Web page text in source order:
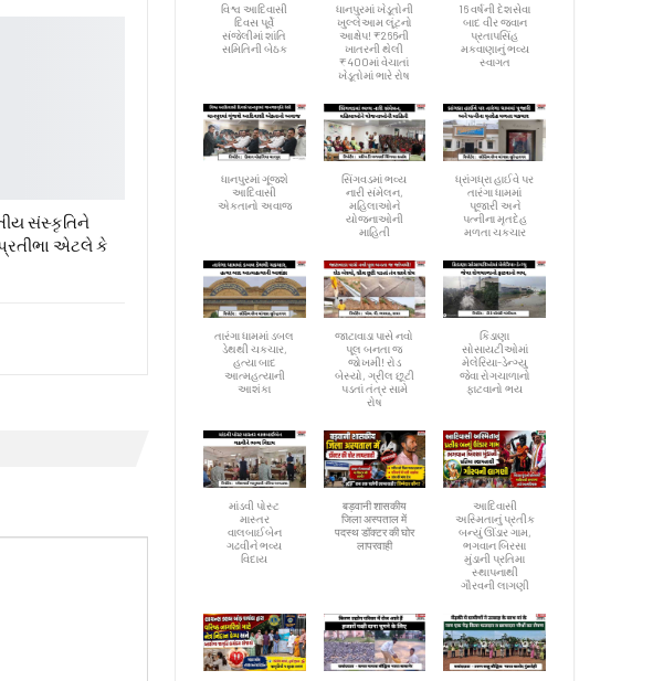
સંસ્કૃતિને
એટલે કે‌
વિશ્વ આદિવાસી
દિવસ પૂર્વે
સંજેલીમાં શાંતિ
સમિતિની બેઠક
ધાનપુરમાં ખેડૂતોની
ખુલ્લેઆમ લૂંટનો
આક્ષેપ! ₹266ની
ખાતરની થેલી
₹400માં વેચાતાં
ખેડૂતોમાં ભારે રોષ
16 વર્ષની દેશસેવા
બાદ વીર જવાન
પ્રતાપસિંહ
મકવાણાનું ભવ્ય
સ્વાગત
ધાનપુરમાં ગૂંજશે
આદિવાસી
એકતાનો અવાજ
સિંગવડમાં ભવ્ય
નારી સંમેલન,
મહિલાઓને
યોજનાઓની
માહિતી
ધ્રાંગધ્રા હાઈવે પર
તારંગા ધામમાં
પૂજારી અને
પત્નીના મૃતદેહ
મળતા ચકચાર
તારંગા ધામમાં ડબલ
ડેથથી ચકચાર,
હત્યા બાદ
આત્મહત્યાની
આશંકા
જાટાવાડા પાસે નવો
પૂલ બનતા જ
જોખમી! રોડ
બેસ્યો, ગ્રીલ છૂટી
પડતાં તંત્ર સામે
રોષ
કિડાણા
સોસાયટીઓમાં
મેલેરિયા-ડેન્ગ્યુ
જેવા રોગચાળાનો
ફાટવાનો ભય
માંડવી પોસ્ટ
માસ્તર
વાલબાઈબેન
ગઢવીને ભવ્ય
વિદાય
बड़वानी शासकीय
जिला अस्पताल में
पदस्थ डॉक्टर की घोर
लापरवाही
આદિવાસી
અસ્મિતાનું પ્રતીક
બન્યું ઊંડાર ગામ,
ભગવાન બિરસા
મુંડાની પ્રતિમા
સ્થાપનાથી
ગૌરવની લાગણી